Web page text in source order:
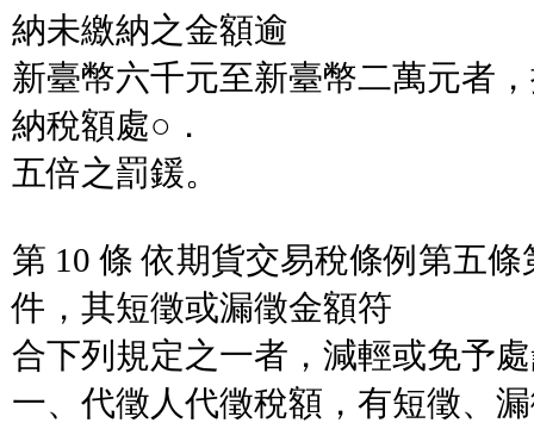
納未繳納之金額逾
新臺幣六千元至新臺幣二萬元者
納稅額處○．
五倍之罰鍰。
第 10 條 依期貨交易稅條例第五
件，其短徵或漏徵金額符
合下列規定之一者，減輕或免予
一、代徵人代徵稅額，有短徵、